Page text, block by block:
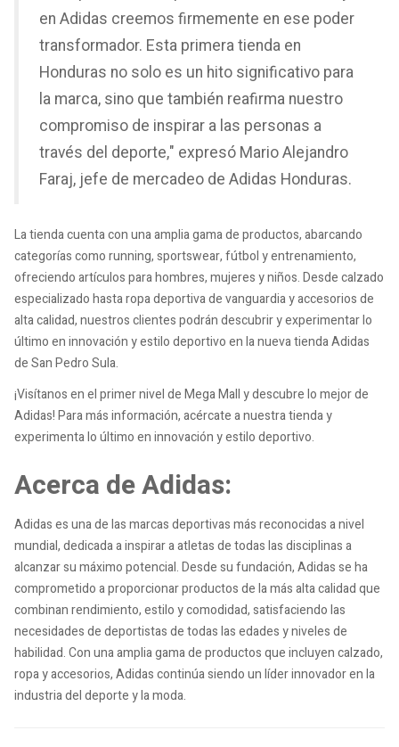
en Adidas creemos firmemente en ese poder
transformador. Esta primera tienda en
Honduras no solo es un hito significativo para
la marca, sino que también reafirma nuestro
compromiso de inspirar a las personas a
través del deporte," expresó Mario Alejandro
Faraj, jefe de mercadeo de Adidas Honduras.
La tienda cuenta con una amplia gama de productos, abarcando
categorías como running, sportswear, fútbol y entrenamiento,
ofreciendo artículos para hombres, mujeres y niños. Desde calzado
especializado hasta ropa deportiva de vanguardia y accesorios de
alta calidad, nuestros clientes podrán descubrir y experimentar lo
último en innovación y estilo deportivo en la nueva tienda Adidas
de San Pedro Sula.
¡Visítanos en el primer nivel de Mega Mall y descubre lo mejor de
Adidas! Para más información, acércate a nuestra tienda y
experimenta lo último en innovación y estilo deportivo.
Acerca de Adidas:
Adidas es una de las marcas deportivas más reconocidas a nivel
mundial, dedicada a inspirar a atletas de todas las disciplinas a
alcanzar su máximo potencial. Desde su fundación, Adidas se ha
comprometido a proporcionar productos de la más alta calidad que
combinan rendimiento, estilo y comodidad, satisfaciendo las
necesidades de deportistas de todas las edades y niveles de
habilidad. Con una amplia gama de productos que incluyen calzado,
ropa y accesorios, Adidas continúa siendo un líder innovador en la
industria del deporte y la moda.